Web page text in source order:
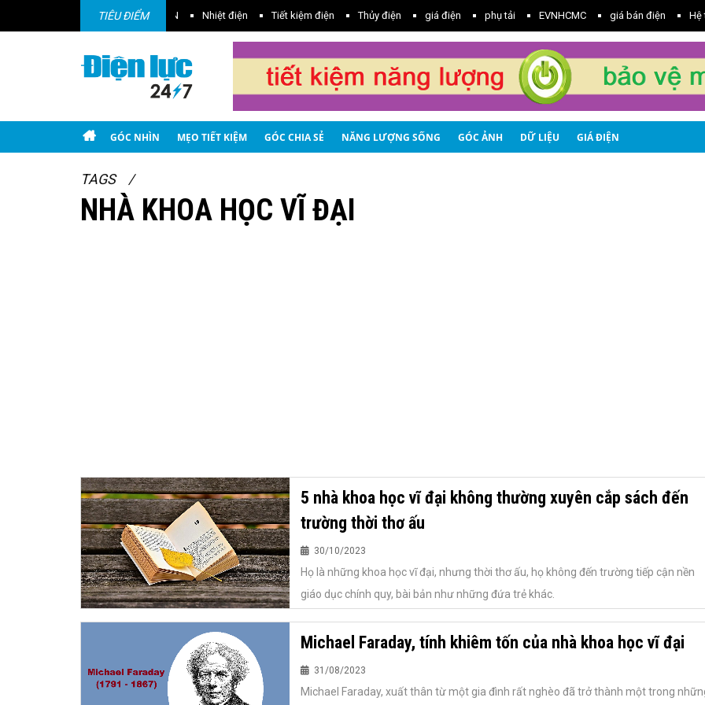
TIÊU ĐIỂM
Điện mặt trời EVN Nhiệt điện Tiết kiệm điện Thủy điện giá điện phụ tải EVNHCMC giá bán điện Hệ
GÓC NHÌN MẸO TIẾT KIỆM GÓC CHIA SẺ NĂNG LƯỢNG SỐNG GÓC ẢNH DỮ LIỆU GIÁ ĐIỆN
TAGS
NHÀ KHOA HỌC VĨ ĐẠI
5 nhà khoa học vĩ đại không thường xuyên cắp sách đến
trường thời thơ ấu
30/10/2023
Họ là những khoa học vĩ đại, nhưng thời thơ ấu, họ không đến trường tiếp cận nền
giáo dục chính quy, bài bản như những đứa trẻ khác.
Michael Faraday, tính khiêm tốn của nhà khoa học vĩ đại
31/08/2023
Michael Faraday, xuất thân từ một gia đình rất nghèo đã trở thành một trong